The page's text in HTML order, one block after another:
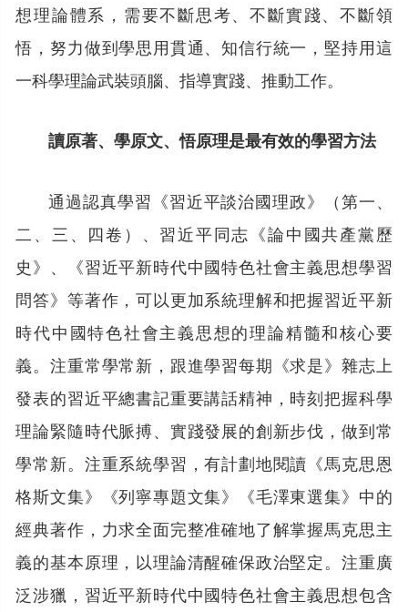
想理論體系，需要不斷思考、不斷實踐、不斷領
悟，努力做到學思用貫通、知信行統一，堅持用這
一科學理論武裝頭腦、指導實踐、推動工作。
讀原著、學原文、悟原理是最有效的學習方法
通過認真學習《習近平談治國理政》（第一、
二、三、四卷）、習近平同志《論中國共產黨歷
史》、《習近平新時代中國特色社會主義思想學習
問答》等著作，可以更加系統理解和把握習近平新
時代中國特色社會主義思想的理論精髓和核心要
義。注重常學常新，跟進學習每期《求是》雜志上
發表的習近平總書記重要講話精神，時刻把握科學
理論緊隨時代脈搏、實踐發展的創新步伐，做到常
學常新。注重系統學習，有計劃地閱讀《馬克思恩
格斯文集》《列寧專題文集》《毛澤東選集》中的
經典著作，力求全面完整准確地了解掌握馬克思主
義的基本原理，以理論清醒確保政治堅定。注重廣
泛涉獵，習近平新時代中國特色社會主義思想包含